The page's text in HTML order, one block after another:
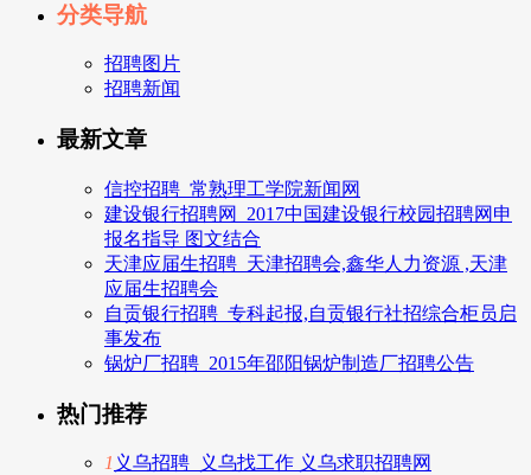
分类导航
招聘图片
招聘新闻
最新文章
信控招聘_常熟理工学院新闻网
建设银行招聘网_2017中国建设银行校园招聘网申
报名指导 图文结合
天津应届生招聘_天津招聘会,鑫华人力资源 ,天津
应届生招聘会
自贡银行招聘_专科起报,自贡银行社招综合柜员启
事发布
锅炉厂招聘_2015年邵阳锅炉制造厂招聘公告
热门推荐
1 义乌招聘_义乌找工作 义乌求职招聘网